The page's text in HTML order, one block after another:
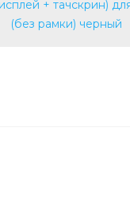
+ тачскрин)
(без рамки) черный